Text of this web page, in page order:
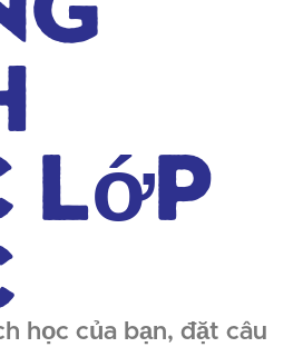
lớp
học của bạn, đặt câu